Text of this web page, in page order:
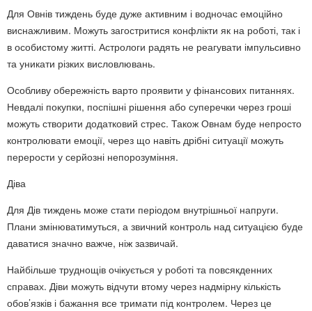
Для Овнів тиждень буде дуже активним і водночас емоційно
виснажливим. Можуть загостритися конфлікти як на роботі, так і
в особистому житті. Астрологи радять не реагувати імпульсивно
та уникати різких висловлювань.
Особливу обережність варто проявити у фінансових питаннях.
Невдалі покупки, поспішні рішення або суперечки через гроші
можуть створити додатковий стрес. Також Овнам буде непросто
контролювати емоції, через що навіть дрібні ситуації можуть
перерости у серйозні непорозуміння.
Діва
Для Дів тиждень може стати періодом внутрішньої напруги.
Плани змінюватимуться, а звичний контроль над ситуацією буде
даватися значно важче, ніж зазвичай.
Найбільше труднощів очікується у роботі та повсякденних
справах. Діви можуть відчути втому через надмірну кількість
обов’язків і бажання все тримати під контролем. Через це